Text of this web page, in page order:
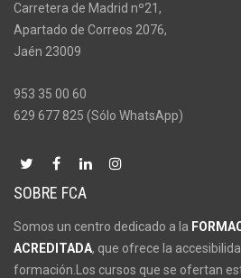
Carretera de Madrid nº21,
Apartado de Correos 2076,
Jaén 23009
953 35 00 60
629 677 825 (Sólo WhatsApp)
SOBRE FCA
Somos un centro dedicado a la
ACREDITADA, que ofrece la
formación.Los cursos que se ofertan